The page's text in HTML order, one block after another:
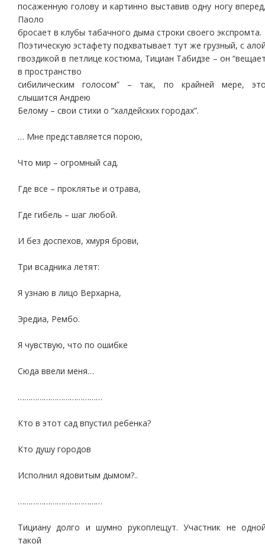
посаженную голову и картинно выставив одну ногу
Паоло
бросает в клубы табачного дыма строки своего экспромта.
Поэтическую эстафету подхватывает тут же грузный, с
гвоздикой в петлице костюма, Тициан Табидзе – он
в пространство
сибилическим голосом” – так, по крайней мере,
слышится Андрею
Белому – свои стихи о “халдейских городах”.
… Мне представляется порою,
Что мир – огромный сад.
Где все – проклятье и отрава,
Где гибель – шаг любой.
И без доспехов, хмуря брови,
Три всадника летят:
Я узнаю в лицо Верхарна,
Эредиа, Рембо.
Я чувствую, что по ошибке
Сюда ввели меня…
…………………………………
Кто в этот сад впустил ребенка?
Кто душу городов
Исполнил ядовитым дымом?..
…………………………………
Тициану долго и шумно рукоплещут. Участник не
такой